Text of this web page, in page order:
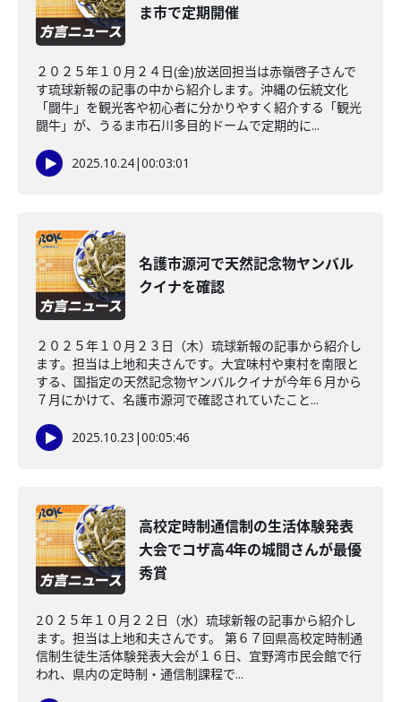
ま市で定期開催
２０２５年１０月２４日(金)放送回担当は赤嶺啓子さんで
す琉球新報の記事の中から紹介します。沖縄の伝統文化
「闘牛」を観光客や初心者に分かりやすく紹介する「観光
闘牛」が、うるま市石川多目的ドームで定期的に...
2025.10.24|00:03:01
名護市源河で天然記念物ヤンバル
クイナを確認
２０２５年１０月２３日（木）琉球新報の記事から紹介し
ます。担当は上地和夫さんです。大宜味村や東村を南限と
する、国指定の天然記念物ヤンバルクイナが今年６月から
７月にかけて、名護市源河で確認されていたこと...
2025.10.23 |00:05:46
高校定時制通信制の生活体験発表
大会でコザ高4年の城間さんが最優
秀賞
2０２５年１０月２２日（水）琉球新報の記事から紹介し
ます。担当は上地和夫さんです。 第６７回県高校定時制通
信制生徒生活体験発表大会が１６日、宜野湾市民会館で行
われ、県内の定時制・通信制課程で...